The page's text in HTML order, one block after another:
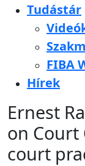
Tudástár
FIBA
Hírek
Ernest
on
court